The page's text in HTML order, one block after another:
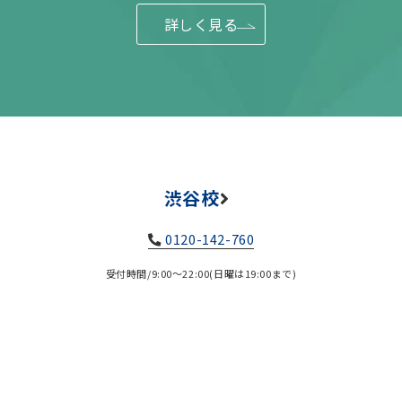
詳しく見る
渋谷校
0120-142-760
受付時間/9:00～22:00(日曜は19:00まで)